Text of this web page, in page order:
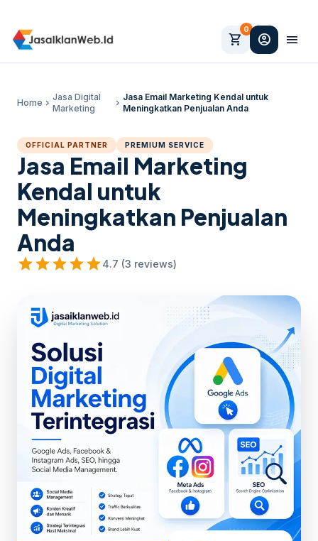
shopping_cart
0
account_circle menu
Home chevron_right
Jasa Digital
Marketing
chevron_right
Jasa Email Marketing Kendal untuk
Meningkatkan Penjualan Anda
OFFICIAL PARTNER PREMIUM SERVICE
Jasa Email Marketing
Kendal untuk
Meningkatkan Penjualan
Anda
starstarstarstarstar4.7 (3 reviews)